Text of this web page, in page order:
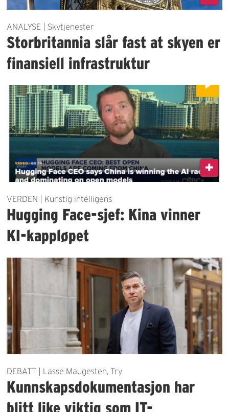
ANALYSE | Skytjenester
Storbritannia slår fast at skyen er
finansiell infrastruktur
VERDEN | Kunstig intelligens
Hugging Face-sjef: Kina vinner
KI-kappløpet
DEBATT | Lasse Maugesten, Try
Kunnskapsdokumentasjon har
blitt like viktig som IT-